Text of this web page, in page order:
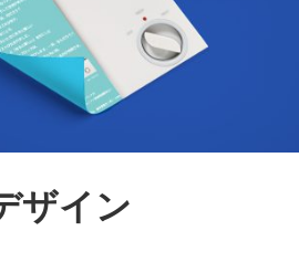
ザイン